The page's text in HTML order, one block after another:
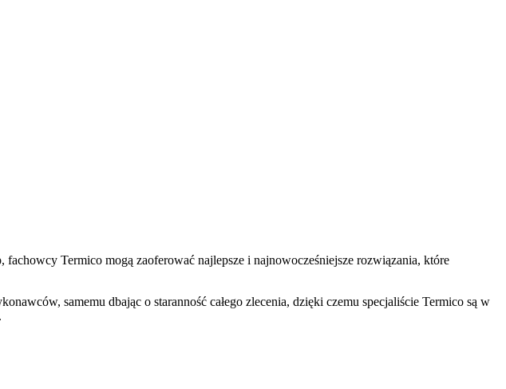
Termico mogą zaoferować najlepsze i najnowocześniejsze rozwiązania, które
samemu dbając o staranność całego zlecenia, dzięki czemu specjaliście Termico są w